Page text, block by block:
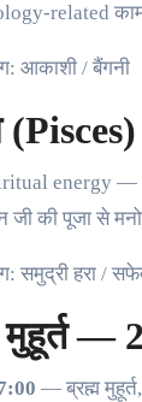
related
आकाशी / बैंगनी
energy —
की पूजा से
समुद्री हरा /
— 2
— ब्रह्म